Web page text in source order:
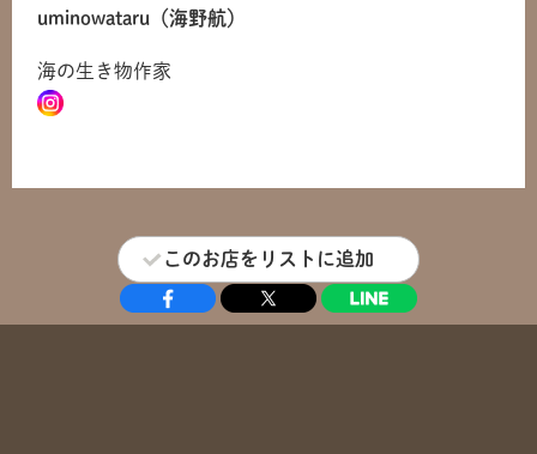
uminowataru（海野航）
海の生き物作家
このお店をリストに追加